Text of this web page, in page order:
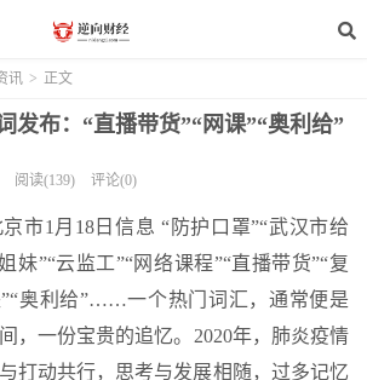
讯 > 正文
发布：“直播带货”“网课”“奥利给”
阅读(139) 评论(0)
1月18日信息 “防护口罩”“武汉市给
妹”“云监工”“网络课程”“直播带货”“复
”“奥利给”……一个热门词汇，通常便是
，一份宝贵的追忆。2020年，肺炎疫情
打动共行，思考与发展相随，过多记忆